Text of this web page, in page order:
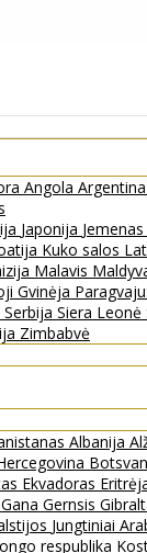
Angola Argentina
Japonija Jemenas
Kuko salos
Malavis
Gvinėja
Serbija Siera Leonė
Zimbabvė
Albanija
Ekvadoras
Gana Gernsis
Jungtiniai
respublika